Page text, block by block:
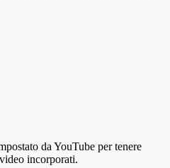
da YouTube per tenere
incorporati.